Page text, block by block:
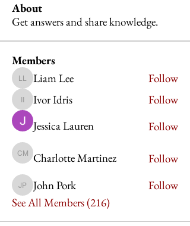
About
Get answers and share knowledge.
Members
Liam Lee
Liam Lee Follow
Ivor Idris
Ivor Idris
Follow
Jessica Lauren
Follow
Charlotte Martinez
Charlotte Martinez Follow
John Pork
John Pork
Follow
See All Members (216)